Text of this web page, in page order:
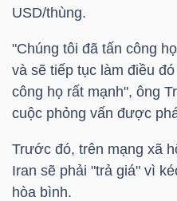
USD/thùng.
"Chúng tôi đã tấn công
và sẽ tiếp tục làm điều
công họ rất mạnh", ông
cuộc phỏng vấn được
Trước đó, trên mạng xã
Iran sẽ phải "trả giá" vì
hòa bình.
THẾ
GIỚI